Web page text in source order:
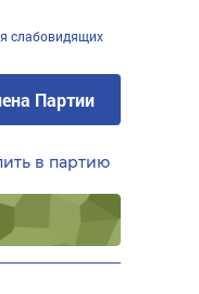
слабовидящих
Партии
в партию